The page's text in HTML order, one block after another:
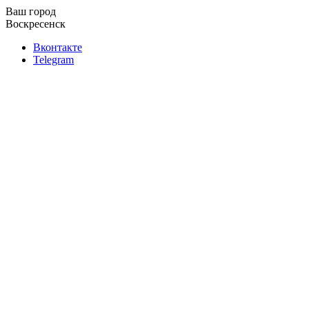
Ваш город
Воскресенск
Вконтакте
Telegram